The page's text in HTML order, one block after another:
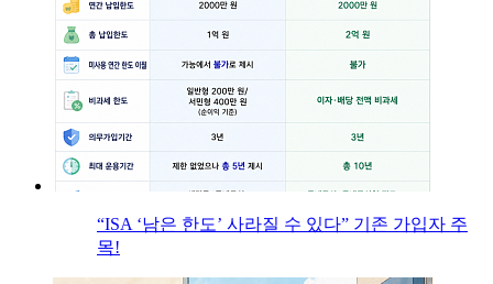
“ISA ‘남은 한도’ 사라질 수 있다” 기존 가입자 주
목!